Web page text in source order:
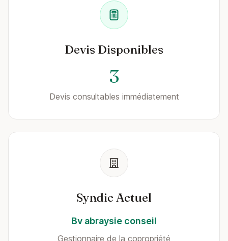
Devis Disponibles
3
Devis consultables immédiatement
Syndic Actuel
Bv abraysie conseil
Gestionnaire de la copropriété